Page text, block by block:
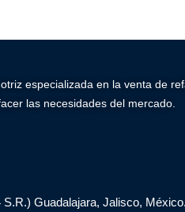
especializada en la venta de
las necesidades del mercado.
Guadalajara, Jalisco, México.